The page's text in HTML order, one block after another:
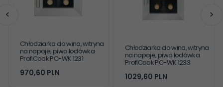
Chłodziarka do wina, witryna
na napoje, piwo lodówka
ProfiCook PC-WK 1231
970,60 PLN
Chłodziarka do wina, witryna
na napoje, piwo lodówka
ProfiCook PC-WK 1233
1029,60 PLN